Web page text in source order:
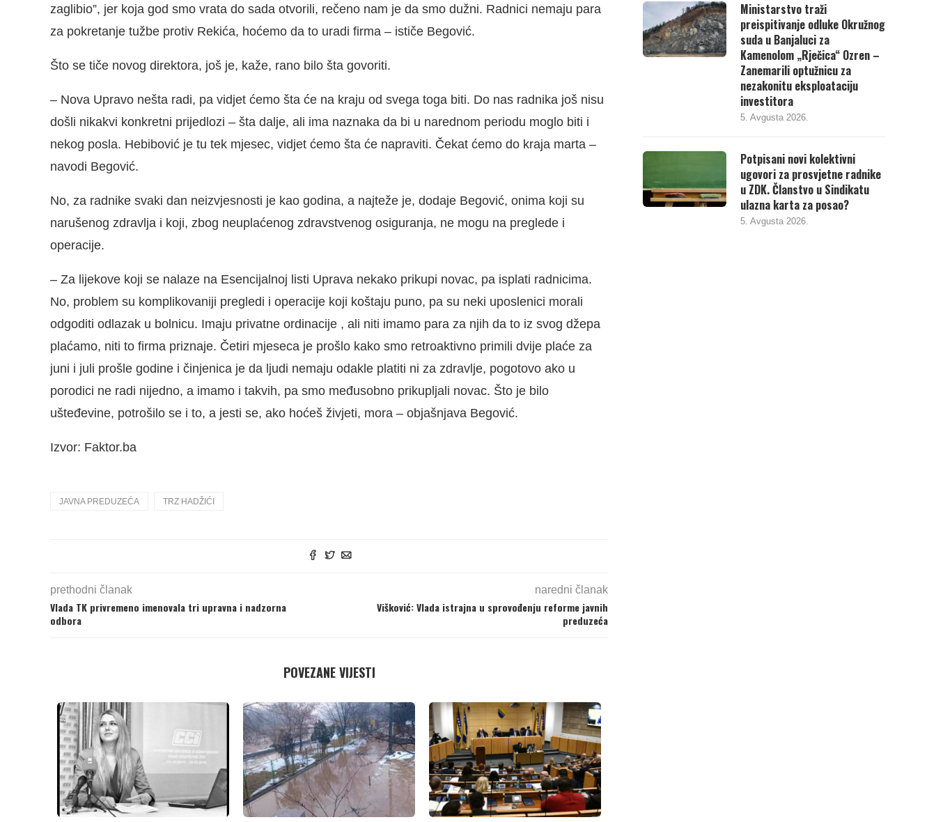
zaglibio”, jer koja god smo vrata do sada otvorili, rečeno nam je da smo dužni. Radnici nemaju para
za pokretanje tužbe protiv Rekića, hoćemo da to uradi firma – ističe Begović.
Što se tiče novog direktora, još je, kaže, rano bilo šta govoriti.
– Nova Upravo nešta radi, pa vidjet ćemo šta će na kraju od svega toga biti. Do nas radnika još nisu
došli nikakvi konkretni prijedlozi – šta dalje, ali ima naznaka da bi u narednom periodu moglo biti i
nekog posla. Hebibović je tu tek mjesec, vidjet ćemo šta će napraviti. Čekat ćemo do kraja marta –
navodi Begović.
No, za radnike svaki dan neizvjesnosti je kao godina, a najteže je, dodaje Begović, onima koji su
narušenog zdravlja i koji, zbog neuplaćenog zdravstvenog osiguranja, ne mogu na preglede i
operacije.
– Za lijekove koji se nalaze na Esencijalnoj listi Uprava nekako prikupi novac, pa isplati radnicima.
No, problem su komplikovaniji pregledi i operacije koji koštaju puno, pa su neki uposlenici morali
odgoditi odlazak u bolnicu. Imaju privatne ordinacije , ali niti imamo para za njih da to iz svog džepa
plaćamo, niti to firma priznaje. Četiri mjeseca je prošlo kako smo retroaktivno primili dvije plaće za
juni i juli prošle godine i činjenica je da ljudi nemaju odakle platiti ni za zdravlje, pogotovo ako u
porodici ne radi nijedno, a imamo i takvih, pa smo međusobno prikupljali novac. Što je bilo
ušteđevine, potrošilo se i to, a jesti se, ako hoćeš živjeti, mora – objašnjava Begović.
Izvor: Faktor.ba
JAVNA PREDUZEĆA TRZ HADŽIĆI
prethodni članak
Vlada TK privremeno imenovala tri upravna i nadzorna
odbora
naredni članak
Višković: Vlada istrajna u sprovođenju reforme javnih
preduzeća
POVEZANE VIJESTI
Ministarstvo traži
preispitivanje odluke Okružnog
suda u Banjaluci za
Kamenolom „Rječica“ Ozren –
Zanemarili optužnicu za
nezakonitu eksploataciju
investitora
5. Avgusta 2026.
Potpisani novi kolektivni
ugovori za prosvjetne radnike
u ZDK. Članstvo u Sindikatu
ulazna karta za posao?
5. Avgusta 2026.